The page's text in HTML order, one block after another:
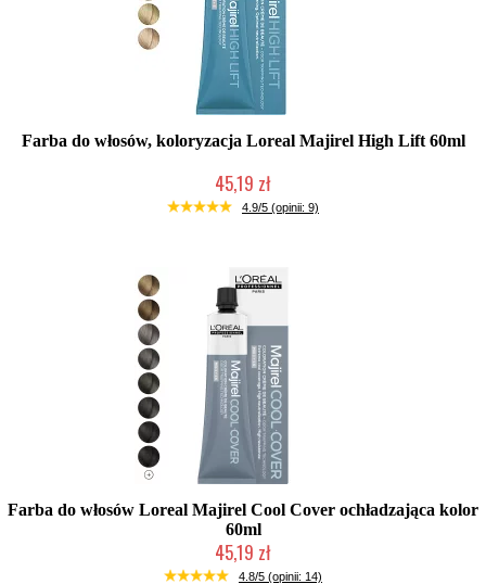
Farba do włosów, koloryzacja Loreal Majirel High Lift 60ml
45,19 zł
Duża ilość (wysyłka w 24h)
4.9/5 (opinii: 9)
Farba do włosów Loreal Majirel Cool Cover ochładzająca kolor
60ml
45,19 zł
Duża ilość (wysyłka w 24h)
4.8/5 (opinii: 14)